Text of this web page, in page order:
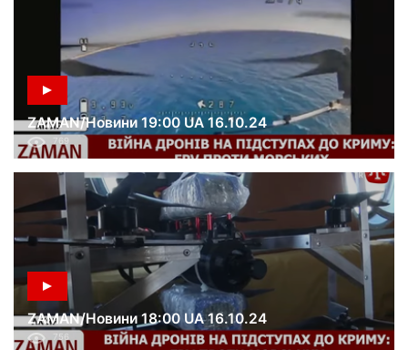
ZAMAN/Новини 19:00 UA 16.10.24
769
ZAMAN/Новини 18:00 UA 16.10.24
756